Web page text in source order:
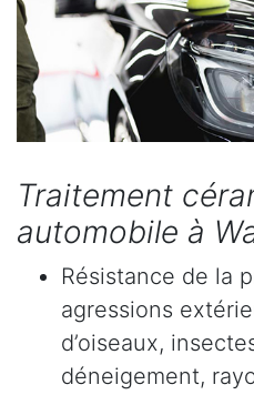
Traitement
automobile à
Résistance de la
agressions
d’oiseaux,
déneigement,